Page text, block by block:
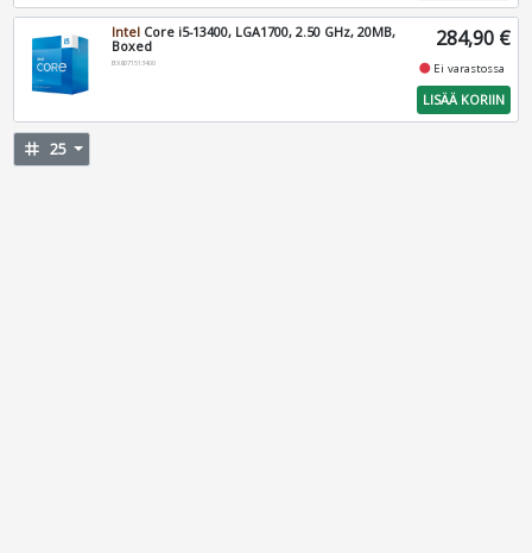
Intel Core i5-13400, LGA1700, 2.50 GHz, 20MB,
Boxed
BX8071513400
284,90 €
fiber_manual_record Ei varastossa
LISÄÄ KORIIN
tag 25